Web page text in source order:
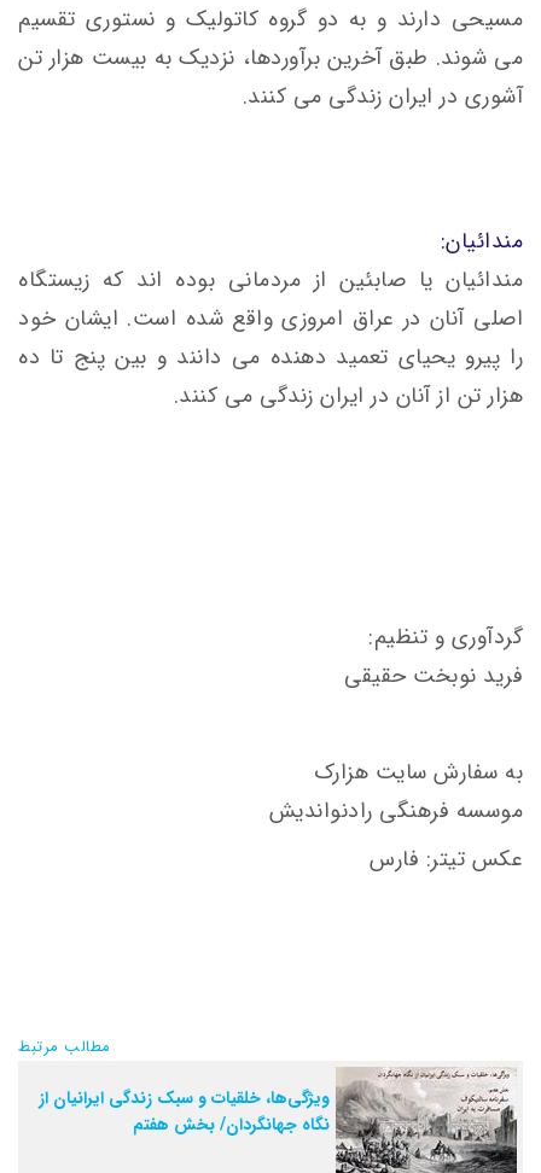
مسیحی دارند و به دو گروه کاتولیک و نستوری تقسیم
می شوند. طبق آخرین برآوردها، نزدیک به بیست هزار تن
آشوری در ایران زندگی می کنند.
مندائیان:
مندائیان یا صابئین از مردمانی بوده اند که زیستگاه
اصلی آنان در عراق امروزی واقع شده است. ایشان خود
را پیرو یحیای تعمید دهنده می دانند و بین پنج تا ده
هزار تن از آنان در ایران زندگی می کنند.
گردآوری و تنظیم:
فرید نوبخت حقیقی
به سفارش سایت هزارک
موسسه فرهنگی رادنواندیش
عکس تیتر: فارس
مطالب مرتبط
ویژگی‌ها، خلقیات و سبک زندگی ایرانیان از
نگاه جهانگردان/ بخش هفتم